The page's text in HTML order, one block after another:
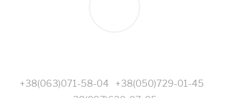
+38(063)071-58-04
+38(050)729-01-45